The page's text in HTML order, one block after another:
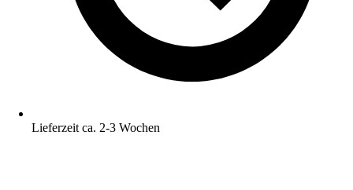
Lieferzeit ca. 2-3 Wochen